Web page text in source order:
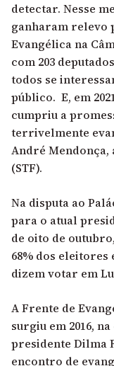
detectar. Nesse
ganharam relevo
Evangélica na
com 203
todos se
público. E, em
cumpriu a
terrivelmente
André Mendonça,
(STF).
Na disputa ao
para o atual
de oito de
68% dos eleitores
dizem votar em
A Frente de
surgiu em 2016,
presidente Dilma
encontro de